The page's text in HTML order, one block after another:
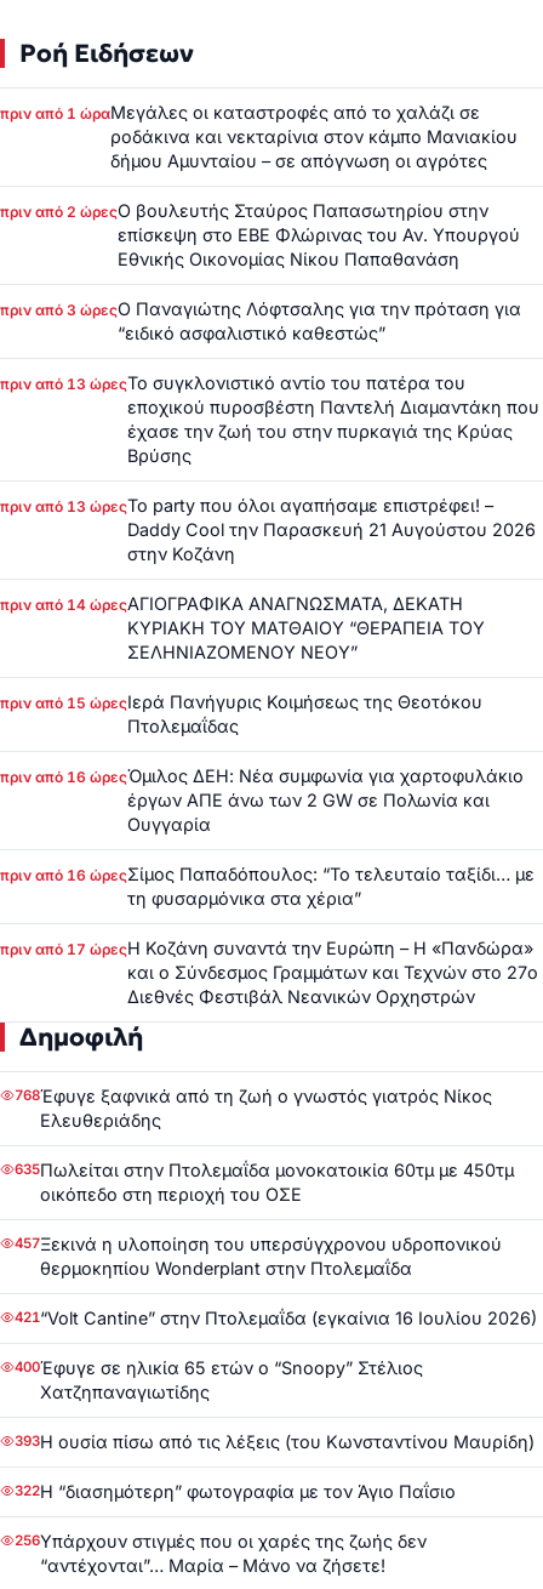
Ροή Ειδήσεων
πριν από 1 ώραΜεγάλες οι καταστροφές από το χαλάζι σε
ροδάκινα και νεκταρίνια στον κάμπο Μανιακίου
δήμου Αμυνταίου – σε απόγνωση οι αγρότες
πριν από 2 ώρεςΟ βουλευτής Σταύρος Παπασωτηρίου στην
επίσκεψη στο ΕΒΕ Φλώρινας του Αν. Υπουργού
Εθνικής Οικονομίας Νίκου Παπαθανάση
πριν από 3 ώρεςΟ Παναγιώτης Λόφτσαλης για την πρόταση για
“ειδικό ασφαλιστικό καθεστώς”
πριν από 13 ώρεςΤο συγκλονιστικό αντίο του πατέρα του
εποχικού πυροσβέστη Παντελή Διαμαντάκη που
έχασε την ζωή του στην πυρκαγιά της Κρύας
Βρύσης
πριν από 13 ώρεςΤο party που όλοι αγαπήσαμε επιστρέφει! –
Daddy Cool την Παρασκευή 21 Αυγούστου 2026
στην Κοζάνη
πριν από 14 ώρεςΑΓΙΟΓΡΑΦΙΚΑ ΑΝΑΓΝΩΣΜΑΤΑ, ΔΕΚΑΤΗ
ΚΥΡΙΑΚΗ ΤΟΥ ΜΑΤΘΑΙΟΥ “ΘΕΡΑΠΕΙΑ ΤΟΥ
ΣΕΛΗΝΙΑΖΟΜΕΝΟΥ ΝΕΟΥ”
πριν από 15 ώρεςΙερά Πανήγυρις Κοιμήσεως της Θεοτόκου
Πτολεμαΐδας
πριν από 16 ώρεςΌμιλος ΔΕΗ: Νέα συμφωνία για χαρτοφυλάκιο
έργων ΑΠΕ άνω των 2 GW σε Πολωνία και
Ουγγαρία
πριν από 16 ώρεςΣίμος Παπαδόπουλος: “Το τελευταίο ταξίδι… με
τη φυσαρμόνικα στα χέρια”
πριν από 17 ώρεςΗ Κοζάνη συναντά την Ευρώπη – Η «Πανδώρα»
και ο Σύνδεσμος Γραμμάτων και Τεχνών στο 27ο
Διεθνές Φεστιβάλ Νεανικών Ορχηστρών
Δημοφιλή
768Έφυγε ξαφνικά από τη ζωή ο γνωστός γιατρός Νίκος
Ελευθεριάδης
635Πωλείται στην Πτολεμαΐδα μονοκατοικία 60τμ με 450τμ
οικόπεδο στη περιοχή του ΟΣΕ
457Ξεκινά η υλοποίηση του υπερσύγχρονου υδροπονικού
θερμοκηπίου Wonderplant στην Πτολεμαΐδα
421“Volt Cantine” στην Πτολεμαΐδα (εγκαίνια 16 Ιουλίου 2026)
400Έφυγε σε ηλικία 65 ετών ο “Snoopy” Στέλιος
Χατζηπαναγιωτίδης
393Η ουσία πίσω από τις λέξεις (του Κωνσταντίνου Μαυρίδη)
322Η “διασημότερη” φωτογραφία με τον Άγιο Παΐσιο
256Υπάρχουν στιγμές που οι χαρές της ζωής δεν
“αντέχονται”… Μαρία – Μάνο να ζήσετε!